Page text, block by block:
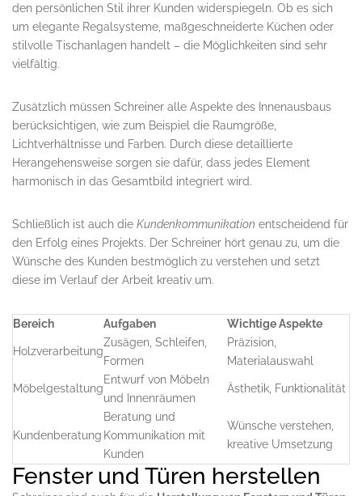
den persönlichen Stil ihrer Kunden widerspiegeln. Ob es sich
um elegante Regalsysteme, maßgeschneiderte Küchen oder
stilvolle Tischanlagen handelt – die Möglichkeiten sind sehr
vielfältig.
Zusätzlich müssen Schreiner alle Aspekte des Innenausbaus
berücksichtigen, wie zum Beispiel die Raumgröße,
Lichtverhältnisse und Farben. Durch diese detaillierte
Herangehensweise sorgen sie dafür, dass jedes Element
harmonisch in das Gesamtbild integriert wird.
Schließlich ist auch die Kundenkommunikation entscheidend für
den Erfolg eines Projekts. Der Schreiner hört genau zu, um die
Wünsche des Kunden bestmöglich zu verstehen und setzt
diese im Verlauf der Arbeit kreativ um.
Bereich Aufgaben Wichtige Aspekte
Holzverarbeitung
Zusägen, Schleifen,
Formen
Präzision,
Materialauswahl
Möbelgestaltung
Entwurf von Möbeln
und Innenräumen
Ästhetik, Funktionalität
Kundenberatung
Beratung und
Kommunikation mit
Kunden
Wünsche verstehen,
kreative Umsetzung
Fenster und Türen herstellen